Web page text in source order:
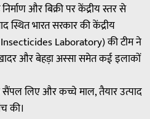
और बिक्री पर केंद्रीय स्तर से
स्थित भारत सरकार की केंद्रीय
Laboratory) की टीम ने
और बेहड़ा अस्सा समेत कई इलाकों
सैंपल लिए और कच्चे माल, तैयार उत्पाद
की।